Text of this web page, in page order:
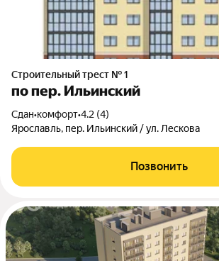
Строительный трест № 1
по пер. Ильинский
Сдан•комфорт•4.2 (4)
Ярославль, пер. Ильинский / ул. Лескова
Позвонить